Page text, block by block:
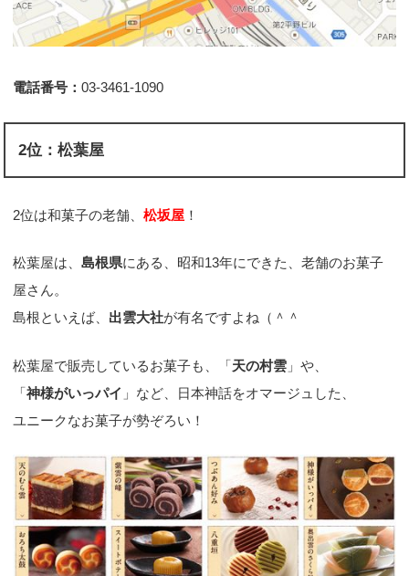
電話番号：03-3461-1090
2位：松葉屋
2位は和菓子の老舗、松坂屋 ！
松葉屋は、島根県にある、昭和13年にできた、老舗のお菓子
屋さん。
島根といえば、 出雲大社が有名ですよね（＾＾
松葉屋で販売しているお菓子も、「天の村雲 」や、
「神様がいっパイ 」など、日本神話をオマージュした、
ユニークなお菓子が勢ぞろい！